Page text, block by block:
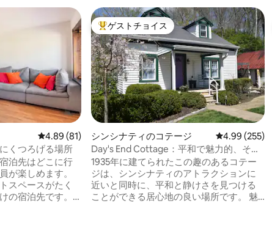
レビュー81件、5つ星中4.89つ星の平均評価
4.89 (81)
くつろげる場所
泊先はどこに行
が楽しめます。
スペースがたく
の宿泊先です。
大好評のゲストチョイスです。
ゲストチョイス
シンシナティのコテージ レビュー255
4.99 (255)
Day's End Cottage：平和で魅力的、そし
て清潔
1935年に建てられたこの趣のあるコテー
ジは、シンシナティのアトラクションに
近いと同時に、平和と静けさを見つける
ことができる居心地の良い場所です。 魅